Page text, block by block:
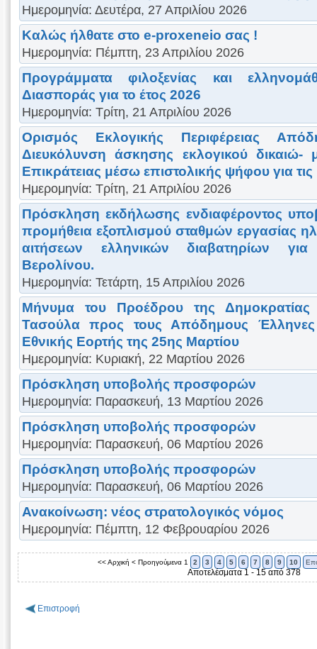
Ημερομηνία: Δευτέρα, 27 Απριλίου 2026
Καλώς ήλθατε στο e-proxeneio σας !
Ημερομηνία: Πέμπτη, 23 Απριλίου 2026
Προγράμματα φιλοξενίας και
Διασποράς για το έτος 2026
Ημερομηνία: Τρίτη, 21 Απριλίου 2026
Ορισμός Εκλογικής Περιφέρειας
Διευκόλυνση άσκησης εκλογικού δικαιώ-
Επικράτειας μέσω επιστολικής ψήφου για τις
Ημερομηνία: Τρίτη, 21 Απριλίου 2026
Πρόσκληση εκδήλωσης ενδιαφέροντος
προμήθεια εξοπλισμού σταθμών εργασίας
αιτήσεων ελληνικών διαβατηρίων
Βερολίνου.
Ημερομηνία: Τετάρτη, 15 Απριλίου 2026
Μήνυμα του Προέδρου της
Τασούλα προς τους Απόδημους Έλληνες
Εθνικής Εορτής της 25ης Μαρτίου
Ημερομηνία: Κυριακή, 22 Μαρτίου 2026
Πρόσκληση υποβολής προσφορών
Ημερομηνία: Παρασκευή, 13 Μαρτίου 2026
Πρόσκληση υποβολής προσφορών
Ημερομηνία: Παρασκευή, 06 Μαρτίου 2026
Πρόσκληση υποβολής προσφορών
Ημερομηνία: Παρασκευή, 06 Μαρτίου 2026
Ανακοίνωση: νέος στρατολογικός νόμος
Ημερομηνία: Πέμπτη, 12 Φεβρουαρίου 2026
<< Αρχική < Προηγούμενα 1 2 3 4 5 6 7 8 9 10
Αποτελέσματα 1 - 15 από 378
Επιστροφή